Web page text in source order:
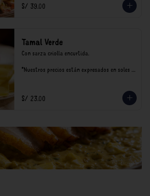
S/ 39.00
Tamal Verde
Con sarza criolla encurtida.
*Nuestros precios están expresados en soles e
S/ 23.00